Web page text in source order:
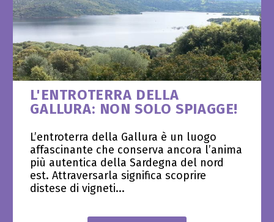
L'ENTROTERRA DELLA
GALLURA: NON SOLO SPIAGGE!
L’entroterra della Gallura è un luogo
affascinante che conserva ancora l’anima
più autentica della Sardegna del nord
est. Attraversarla significa scoprire
distese di vigneti...